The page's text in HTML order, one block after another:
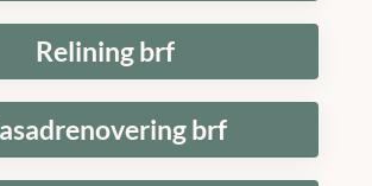
Relining brf
brf